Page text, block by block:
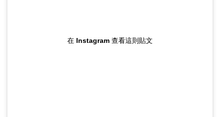
在 Instagram 查看這則貼文